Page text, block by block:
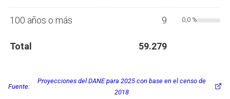
100 años o más 9 0,0 %
Total 59.279
Fuente:
Proyecciones del DANE para 2025 con base en el censo de
2018